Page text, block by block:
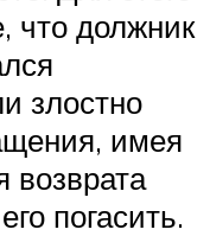
что должник
злостно
имея
возврата
погасить.